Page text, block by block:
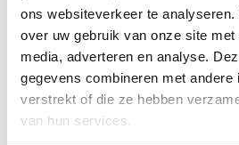
ons websiteverkeer te
over uw gebruik van onze site
media, adverteren en analyse.
gegevens combineren met
verstrekt of die ze hebben
van hun services.
Werkbezoeken van de
23/03/26
Met de commissie Landbouw op het
Lees meer